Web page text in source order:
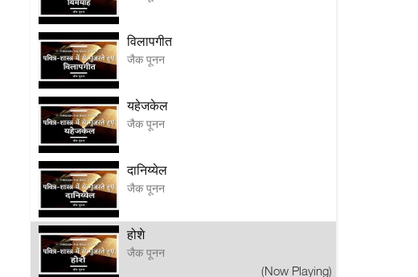
विलापगीत
जैक पूनन
यहेजकेल
जैक पूनन
दानिय्येल
जैक पूनन
होशे
जैक पूनन
(Now Playing)